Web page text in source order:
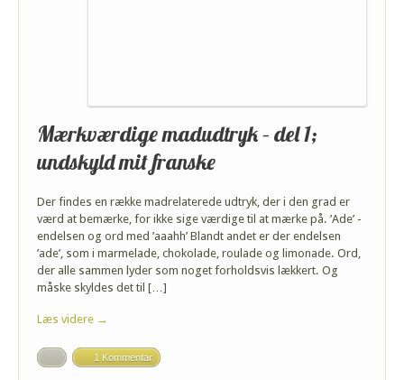
Mærkværdige madudtryk – del 1;
undskyld mit franske
Der findes en række madrelaterede udtryk, der i den grad er
værd at bemærke, for ikke sige værdige til at mærke på. ’Ade’ -
endelsen og ord med ’aaahh’ Blandt andet er der endelsen
’ade’, som i marmelade, chokolade, roulade og limonade. Ord,
der alle sammen lyder som noget forholdsvis lækkert. Og
måske skyldes det til […]
Læs videre →
1 Kommentar